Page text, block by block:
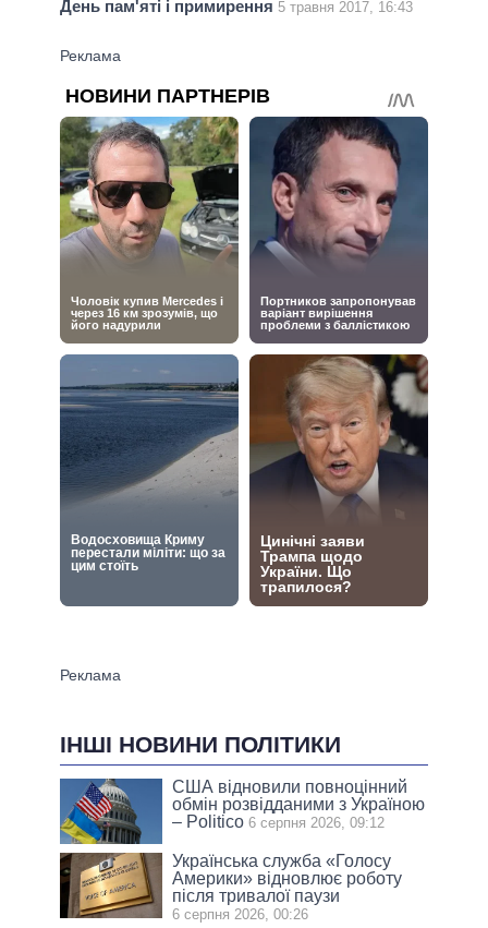
День пам'яті і примирення 5 травня 2017, 16:43
ІНШІ НОВИНИ ПОЛІТИКИ
США відновили повноцінний
обмін розвідданими з Україною
– Politico 6 серпня 2026, 09:12
Українська служба «Голосу
Америки» відновлює роботу
після тривалої паузи
6 серпня 2026, 00:26